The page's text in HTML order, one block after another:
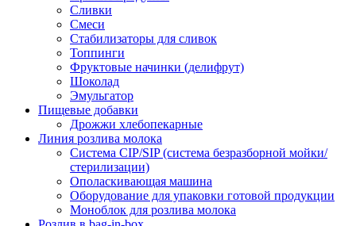
Сливки
Смеси
Стабилизаторы для сливок
Топпинги
Фруктовые начинки (делифрут)
Шоколад
Эмульгатор
Пищевые добавки
Дрожжи хлебопекарные
Линия розлива молока
Система CIP/SIP (система безразборной мойки/
стерилизации)
Ополаскивающая машина
Оборудование для упаковки готовой продукции
Моноблок для розлива молока